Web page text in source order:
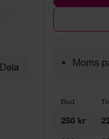
Dela Moms
Bud
250 kr